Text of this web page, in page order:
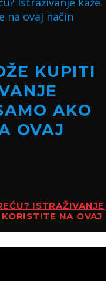
KUPITI
AKO
OVAJ
ISTRAŽIVANJE
NA OVAJ